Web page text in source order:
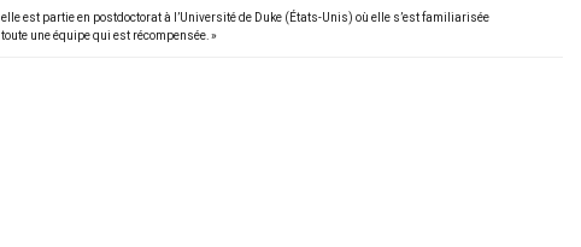
est partie en postdoctorat à l’Université de Duke (États-Unis) où elle s’est familiarisée
une équipe qui est récompensée. »